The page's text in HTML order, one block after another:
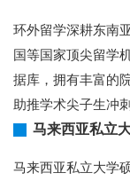
环外留学深耕东南
国等国家顶尖留学
据库，拥有丰富的
助推学术尖子生冲
马来西亚私立
马来西亚私立大学